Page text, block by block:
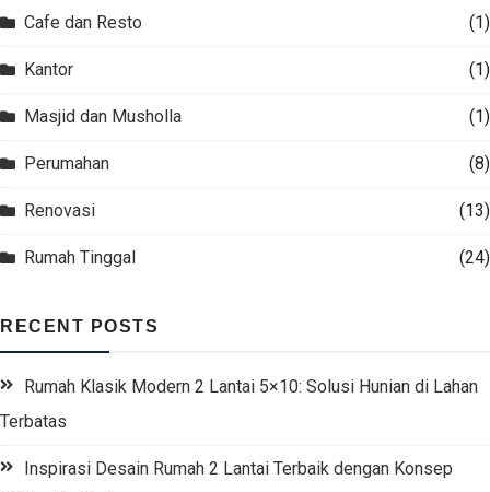
Cafe dan Resto (1)
Kantor (1)
Masjid dan Musholla (1)
Perumahan (8)
Renovasi (13)
Rumah Tinggal (24)
RECENT POSTS
Rumah Klasik Modern 2 Lantai 5×10: Solusi Hunian di Lahan
Terbatas
Inspirasi Desain Rumah 2 Lantai Terbaik dengan Konsep